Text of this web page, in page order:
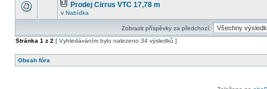
Prodej Cirrus VTC 17,78 m
v Nabídka
Zobrazit příspěvky za předchozí:
Stránka 1 z 2 [ Vyhledáváním bylo nalezeno 34 výsledků ]
Obsah fóra